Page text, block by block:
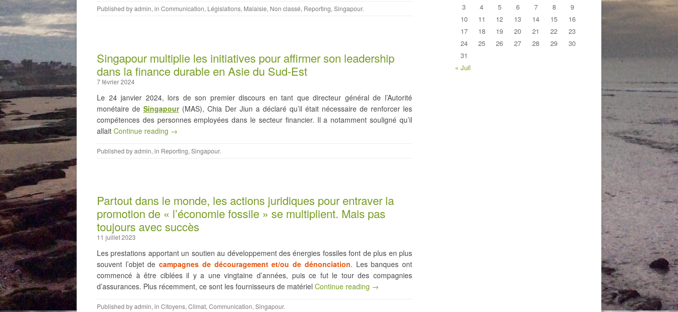
Published byadmin, in Communication, Législations, Malaisie, Non classé, Reporting, Singapour.
Singapour multiplie les initiatives pour affirmer son leadership
dans la finance durable en Asie du Sud-Est
7 février 2024
Le 24 janvier 2024, lors de son premier discours en tant que directeur général de l’Autorité
monétaire de Singapour(MAS), Chia Der Jiun a déclaré qu’il était nécessaire de renforcer les
compétences des personnes employées dans le secteur financier. Il a notamment souligné qu’il
allait Continue reading →
Published byadmin, in Reporting, Singapour.
Partout dans le monde, les actions juridiques pour entraver la
promotion de « l’économie fossile » se multiplient. Mais pas
toujours avec succès
11 juillet 2023
Les prestations apportant un soutien au développement des énergies fossiles font de plus en plus
souvent l’objet decampagnes de découragement et/ou de dénonciation. Les banques ont
commencé à être ciblées il y a une vingtaine d’années, puis ce fut le tour des compagnies
d’assurances. Plus récemment, ce sont les fournisseurs de matériel Continue reading →
Published byadmin, in Citoyens, Climat, Communication, Singapour.
3
4 5 6 7 8
9
10
11 12 13 14 15
16
17
18 19 20 21 22
23
24
25 26 27 28 29
30
31
« Juil